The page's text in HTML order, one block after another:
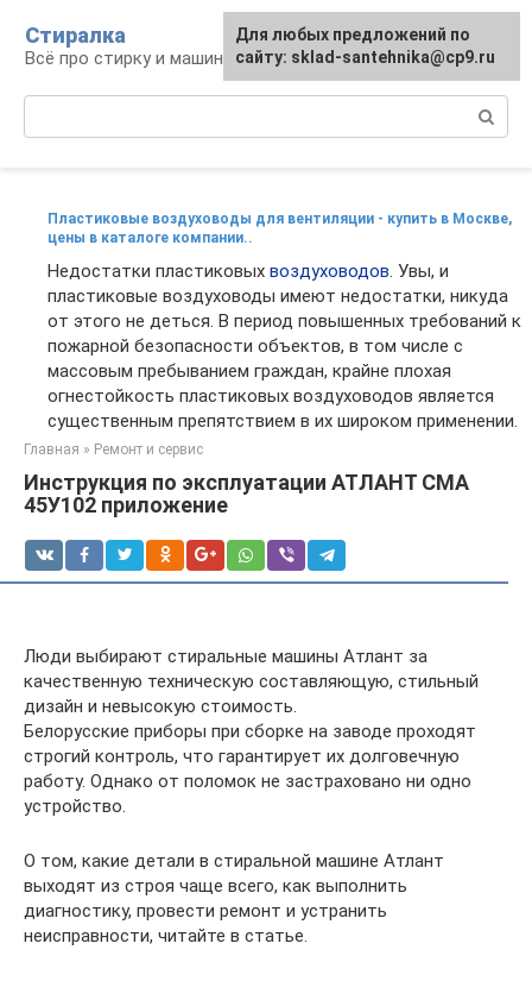
контенту
Стиралка
Всё про стирку и машинки
Пластиковые воздуховоды для вентиляции - купить в Москве,
цены в каталоге компании..
Недостатки пластиковых воздуховодов. Увы, и
пластиковые воздуховоды имеют недостатки, никуда
от этого не деться. В период повышенных требований к
пожарной безопасности объектов, в том числе с
массовым пребыванием граждан, крайне плохая
огнестойкость пластиковых воздуховодов является
существенным препятствием в их широком применении.
Главная » Ремонт и сервис
Инструкция по эксплуатации АТЛАНТ СМА
45У102 приложение
Люди выбирают стиральные машины Атлант за
качественную техническую составляющую, стильный
дизайн и невысокую стоимость.
Белорусские приборы при сборке на заводе проходят
строгий контроль, что гарантирует их долговечную
работу. Однако от поломок не застраховано ни одно
устройство.
О том, какие детали в стиральной машине Атлант
выходят из строя чаще всего, как выполнить
диагностику, провести ремонт и устранить
неисправности, читайте в статье.
Для любых предложений по
сайту: sklad-santehnika@cp9.ru